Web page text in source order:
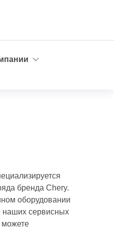
бренда Chery.
оборудовании
наших сервисных
можете